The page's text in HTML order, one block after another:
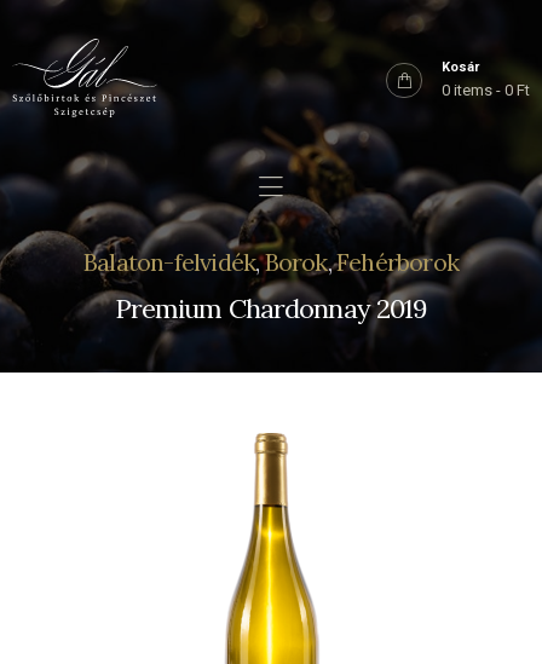
Kosár
0 items - 0 Ft
Balaton-felvidék,Borok,Fehérborok
Premium Chardonnay 2019
Rólunk
Birtokaink
Shop
Kapcsolat